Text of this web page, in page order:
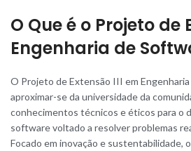
O Que é o Projeto de
Engenharia de
O Projeto de Extensão III em
aproximar-se da universidade da
conhecimentos técnicos e éticos para o
software voltado a resolver problemas
Focado em inovação e sustentabilidade,